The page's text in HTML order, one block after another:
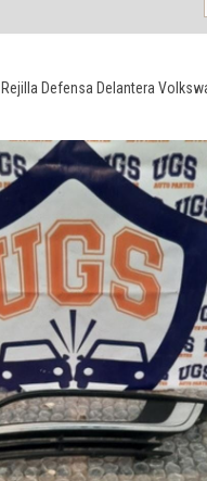
Rejilla Defensa Delantera